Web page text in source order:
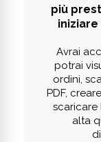
più
Avrai
potrai
ordini,
PDF,
alta